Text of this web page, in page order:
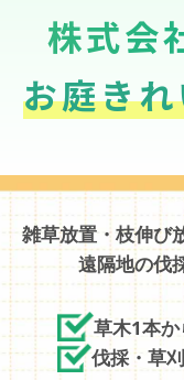
株式
お庭き
雑草放置・枝伸び
遠隔地の伐
草木1本
伐採・草